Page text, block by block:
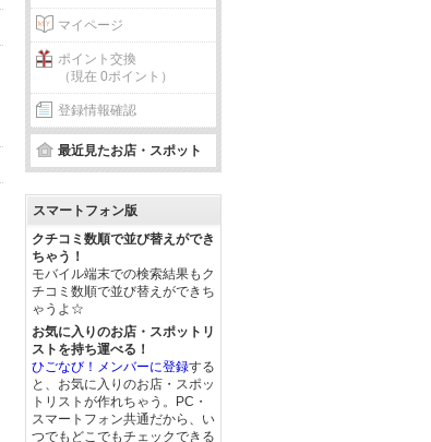
マイページ
ポイント交換
（現在 0ポイント）
登録情報確認
最近見たお店・スポット
スマートフォン版
クチコミ数順で並び替えができ
ちゃう！
モバイル端末での検索結果もク
チコミ数順で並び替えができち
ゃうよ☆
お気に入りのお店・スポットリ
ストを持ち運べる！
ひごなび！メンバーに登録する
と、お気に入りのお店・スポッ
トリストが作れちゃう。PC・
スマートフォン共通だから、い
つでもどこでもチェックできる